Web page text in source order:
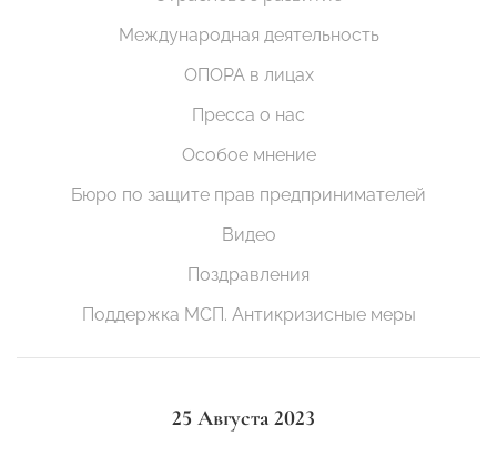
Международная деятельность
ОПОРА в лицах
Пресса о нас
Особое мнение
Бюро по защите прав предпринимателей
Видео
Поздравления
Поддержка МСП. Антикризисные меры
25 Августа 2023